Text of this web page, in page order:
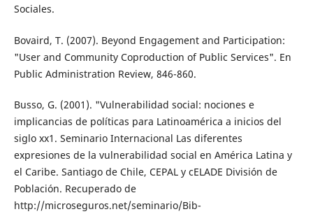
Sociales.
Bovaird, T. (2007). Beyond Engagement and Participation:
"User and Community Co­production of Public Services". En
Public Administration Review, 846-860.
Busso, G. (2001). "Vulnerabilidad social: no­ciones e
implicancias de políticas para Latinoamérica a inicios del
siglo xx1. Seminario Internacional Las diferentes
expresiones de la vulnerabilidad social en América Latina y
el Caribe. Santiago de Chile, CEPAL y cE­LADE División de
Población. Recuperado de
http://microseguros.net/seminario/Bib­